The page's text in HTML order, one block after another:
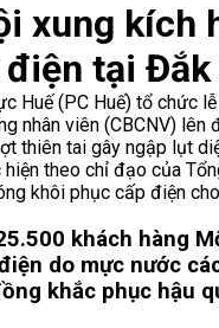
xung kích
tại Đắk
Huế (PC Huế) tổ chức
nhân viên (CBCNV) lên
thiên tai gây ngập lụt
theo chỉ đạo của
khôi phục cấp điện
khách hàng
do mực nước
khắc phục hậu